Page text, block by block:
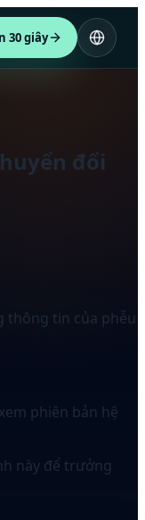
30 giây
đổi
thông tin của phễu
phiên bản hệ
này để trưởng